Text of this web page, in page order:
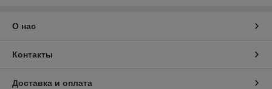
О нас
Контакты
Доставка и оплата